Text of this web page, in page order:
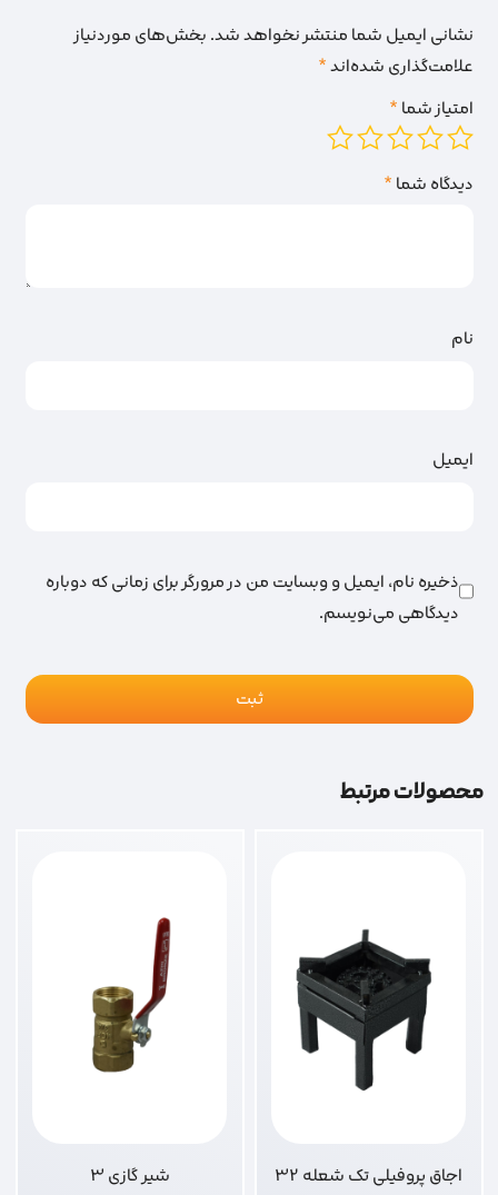
نشانی ایمیل شما منتشر نخواهد شد.بخش‌های موردنیاز
علامت‌گذاری شده‌اند*
امتیاز شما*
دیدگاه شما*
نام
ایمیل
ذخیره نام، ایمیل و وبسایت من در مرورگر برای زمانی که دوباره
دیدگاهی می‌نویسم.
محصولات مرتبط
اجاق پروفیلی تک شعله 32 شیر گازی 3